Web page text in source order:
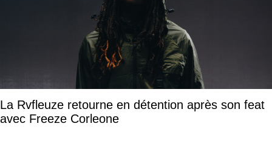
La Rvfleuze retourne en détention après son feat
avec Freeze Corleone